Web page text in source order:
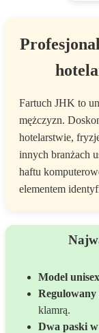
Fartuch JHK to
mężczyzn.
hotelarstwie,
innych branżach
haftu
elementem
Model unisex
Regulowany
klamrą.
Dwa paski